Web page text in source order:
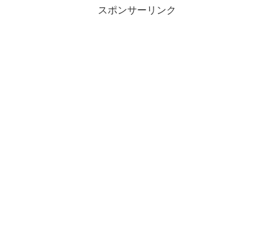
スポンサーリンク